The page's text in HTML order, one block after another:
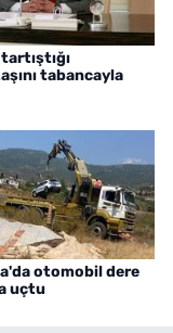
tabancayla
otomobil dere
uçtu